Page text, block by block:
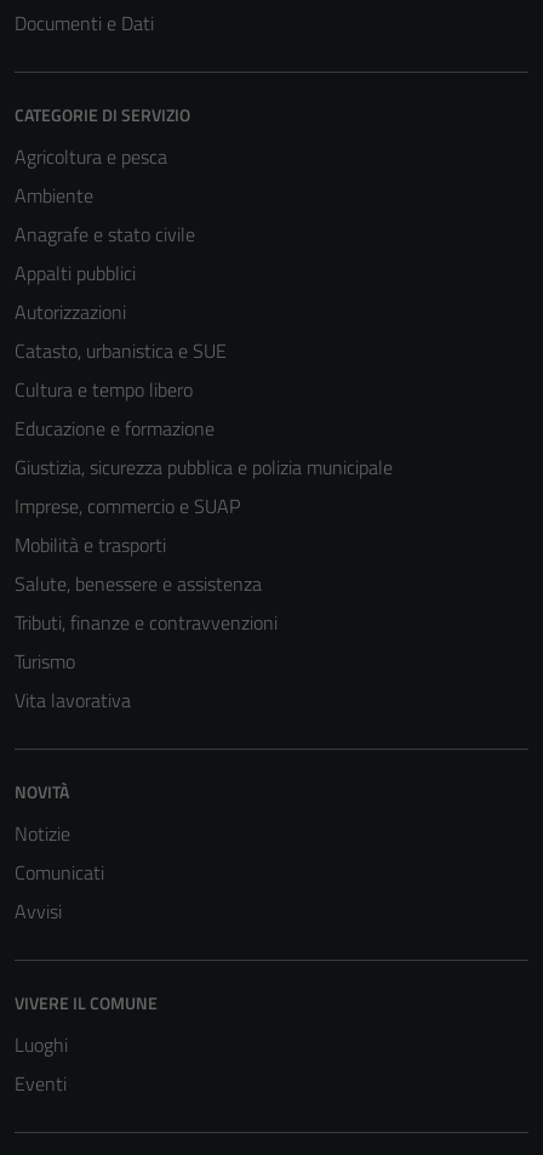
Documenti e Dati
CATEGORIE DI SERVIZIO
Agricoltura e pesca
Ambiente
Anagrafe e stato civile
Appalti pubblici
Autorizzazioni
Catasto, urbanistica e SUE
Cultura e tempo libero
Educazione e formazione
Giustizia, sicurezza pubblica e polizia municipale
Imprese, commercio e SUAP
Mobilità e trasporti
Salute, benessere e assistenza
Tributi, finanze e contravvenzioni
Turismo
Vita lavorativa
NOVITÀ
Notizie
Comunicati
Avvisi
VIVERE IL COMUNE
Luoghi
Eventi